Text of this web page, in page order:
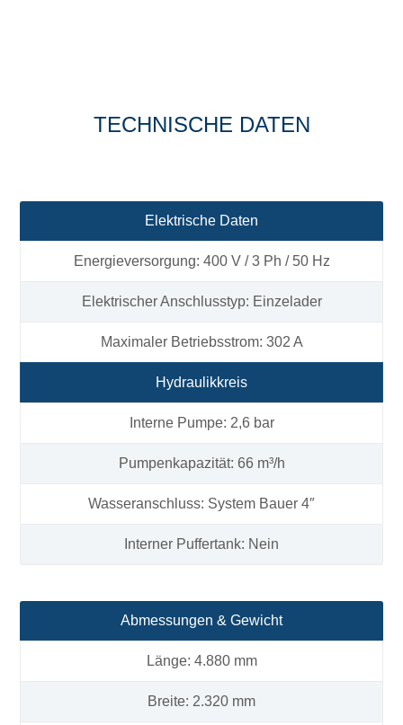
TECHNISCHE DATEN
Elektrische Daten
Energieversorgung: 400 V / 3 Ph / 50 Hz
Elektrischer Anschlusstyp: Einzelader
Maximaler Betriebsstrom: 302 A
Hydraulikkreis
Interne Pumpe: 2,6 bar
Pumpenkapazität: 66 m³/h
Wasseranschluss: System Bauer 4″
Interner Puffertank: Nein
Abmessungen & Gewicht
Länge: 4.880 mm
Breite: 2.320 mm